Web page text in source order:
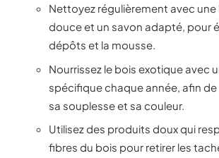
Nettoyez régulièrement avec
douce et un savon adapté, pour
dépôts et la mousse.
Nourrissez le bois exotique avec
spécifique chaque année, afin
sa souplesse et sa couleur.
Utilisez des produits doux qui
fibres du bois pour retirer les